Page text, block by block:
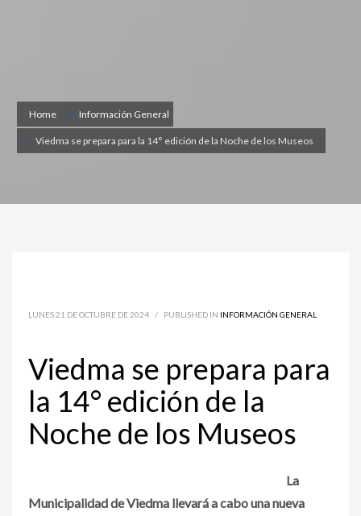
Home Información General
Viedma se prepara para la 14° edición de la Noche de los Museos
LUNES 21 DE OCTUBRE DE 2024 / PUBLISHED IN INFORMACIÓN GENERAL
Viedma se prepara para
la 14° edición de la
Noche de los Museos
La
Municipalidad de Viedma llevará a cabo una nueva